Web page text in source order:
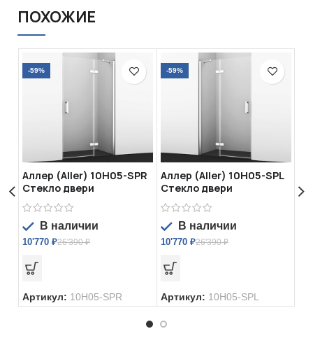
ПОХОЖИЕ
-59%
Аллер (Aller) 10H05-SPR
Стекло двери
В наличии
10'770 ₽26'390₽
Артикул: 10H05-SPR
-59%
Аллер (Aller) 10H05-SPL
Стекло двери
В наличии
10'770 ₽26'390₽
Артикул: 10H05-SPL